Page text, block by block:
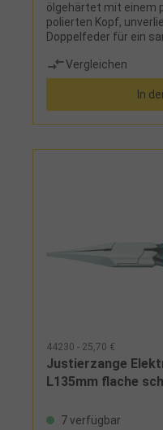
ölgehärtet mit einem
polierten Kopf,
Doppelfeder für ein
Vergleichen
In
44230 - 25,70 €
Justierzange
L135mm flache
7 verfügbar